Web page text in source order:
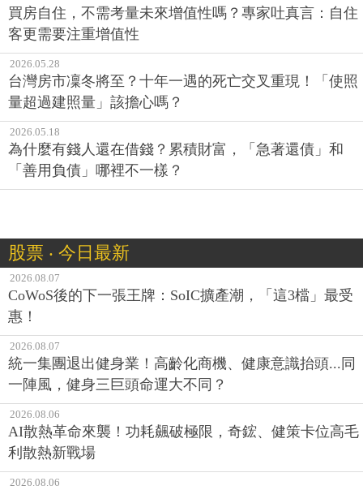
買房自住，不需考量未來增值性嗎？專家吐真言：自住
客更需要注重增值性
2026.05.28
台灣房市凜冬將至？十年一遇的死亡交叉重現！「使照
量超過建照量」該擔心嗎？
2026.05.18
為什麼有錢人還在借錢？累積財富，「急著還債」和
「善用負債」哪裡不一樣？
股票 ‧ 今日最新
2026.08.07
CoWoS後的下一張王牌：SoIC擴產潮，「這3檔」最受
惠！
2026.08.07
統一集團退出健身業！高齡化商機、健康意識抬頭...同
一陣風，健身三巨頭命運大不同？
2026.08.06
AI散熱革命來襲！功耗飆破極限，奇鋐、健策卡位高毛
利散熱新戰場
2026.08.06